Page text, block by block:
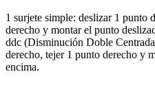
1 surjete simple: deslizar 1 punto
derecho y montar el punto
ddc (Disminución Doble
derecho, tejer 1 punto derecho y
encima.